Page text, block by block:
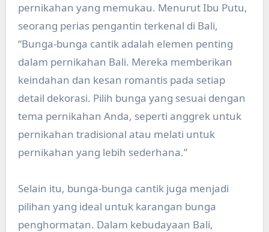
pernikahan yang memukau. Menurut Ibu Putu,
seorang perias pengantin terkenal di Bali,
“Bunga-bunga cantik adalah elemen penting
dalam pernikahan Bali. Mereka memberikan
keindahan dan kesan romantis pada setiap
detail dekorasi. Pilih bunga yang sesuai dengan
tema pernikahan Anda, seperti anggrek untuk
pernikahan tradisional atau melati untuk
pernikahan yang lebih sederhana.”
Selain itu, bunga-bunga cantik juga menjadi
pilihan yang ideal untuk karangan bunga
penghormatan. Dalam kebudayaan Bali,